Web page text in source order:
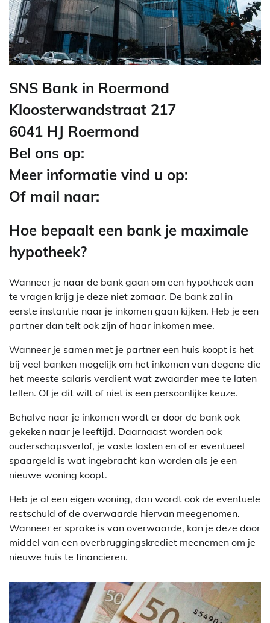
SNS Bank in Roermond
Kloosterwandstraat 217
6041 HJ Roermond
Bel ons op:
Meer informatie vind u op:
Of mail naar:
Hoe bepaalt een bank je maximale
hypotheek?
Wanneer je naar de bank gaan om een hypotheek aan
te vragen krijg je deze niet zomaar. De bank zal in
eerste instantie naar je inkomen gaan kijken. Heb je een
partner dan telt ook zijn of haar inkomen mee.
Wanneer je samen met je partner een huis koopt is het
bij veel banken mogelijk om het inkomen van degene die
het meeste salaris verdient wat zwaarder mee te laten
tellen. Of je dit wilt of niet is een persoonlijke keuze.
Behalve naar je inkomen wordt er door de bank ook
gekeken naar je leeftijd. Daarnaast worden ook
ouderschapsverlof, je vaste lasten en of er eventueel
spaargeld is wat ingebracht kan worden als je een
nieuwe woning koopt.
Heb je al een eigen woning, dan wordt ook de eventuele
restschuld of de overwaarde hiervan meegenomen.
Wanneer er sprake is van overwaarde, kan je deze door
middel van een overbruggingskrediet meenemen om je
nieuwe huis te financieren.